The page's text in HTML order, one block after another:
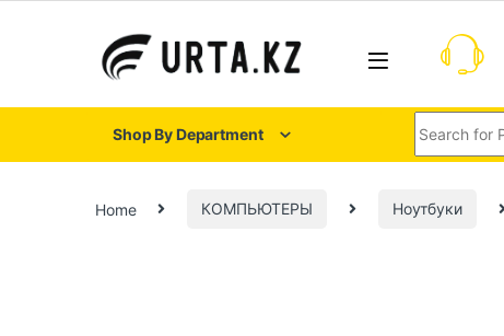
Shop By Department
Home КОМПЬЮТЕРЫ Ноутбуки